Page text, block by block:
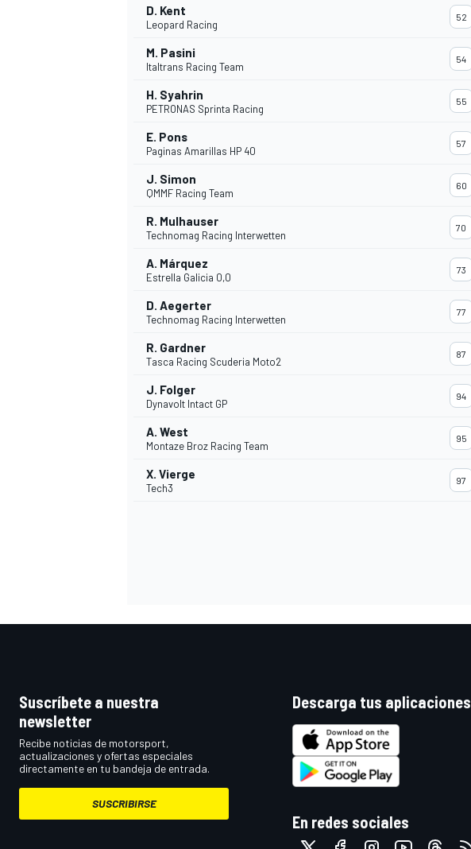
MÁS CATEGORÍAS
D. Kent
Leopard Racing
52
M. Pasini
Italtrans Racing Team
54
H. Syahrin
PETRONAS Sprinta Racing
55
E. Pons
Paginas Amarillas HP 40
57
J. Simon
QMMF Racing Team
60
R. Mulhauser
Technomag Racing Interwetten
70
A. Márquez
Estrella Galicia 0,0
73
D. Aegerter
Technomag Racing Interwetten
77
R. Gardner
Tasca Racing Scuderia Moto2
87
J. Folger
Dynavolt Intact GP
94
A. West
Montaze Broz Racing Team
95
X. Vierge
Tech3
97
Suscríbete a nuestra
newsletter
Recibe noticias de motorsport,
actualizaciones y ofertas especiales
directamente en tu bandeja de entrada.
SUSCRIBIRSE
Descarga tus aplicaciones
En redes sociales